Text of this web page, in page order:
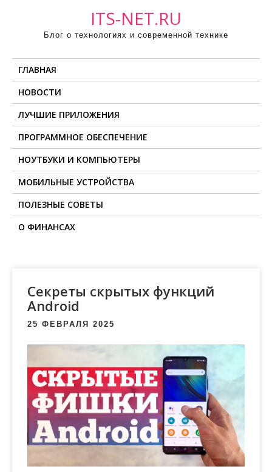
ITS-NET.RU
Блог о технологиях и современной технике
ГЛАВНАЯ
НОВОСТИ
ЛУЧШИЕ ПРИЛОЖЕНИЯ
ПРОГРАММНОЕ ОБЕСПЕЧЕНИЕ
НОУТБУКИ И КОМПЬЮТЕРЫ
МОБИЛЬНЫЕ УСТРОЙСТВА
ПОЛЕЗНЫЕ СОВЕТЫ
О ФИНАНСАХ
Секреты скрытых функций
Android
25 ФЕВРАЛЯ 2025